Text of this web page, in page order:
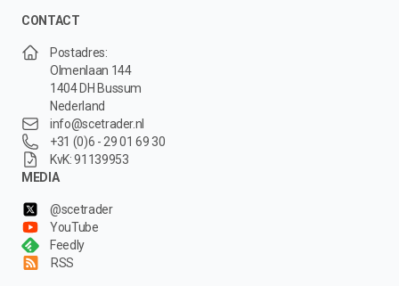
CONTACT
Postadres:
Olmenlaan 144
1404 DH Bussum
Nederland
info@scetrader.nl
+31 (0)6 - 29 01 69 30
KvK: 91139953
MEDIA
@scetrader
YouTube
Feedly
RSS